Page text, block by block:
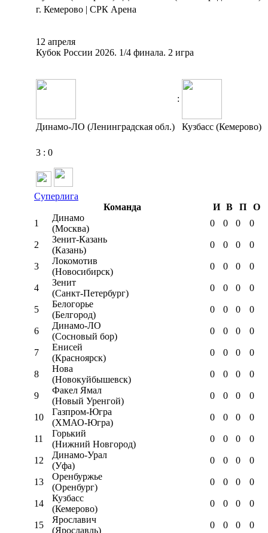
г. Кемерово | СРК Арена
12 апреля
Кубок России 2026. 1/4 финала. 2 игра
:
Динамо-ЛО (Ленинградская обл.) Кузбасс (Кемерово)
3 : 0
Суперлига
Команда
И В П
О
1
Динамо
(Москва)
0 0 0 0
2
Зенит-Казань
(Казань)
0 0 0 0
3
Локомотив
(Новосибирск)
0 0 0 0
4
Зенит
(Санкт-Петербург)
0 0 0 0
5
Белогорье
(Белгород)
0 0 0 0
6
Динамо-ЛО
(Сосновый бор)
0 0 0 0
7
Енисей
(Красноярск)
0 0 0 0
8
Нова
(Новокуйбышевск)
0 0 0 0
9
Факел Ямал
(Новый Уренгой)
0 0 0 0
10
Газпром-Югра
(ХМАО-Югра)
0 0 0 0
11
Горький
(Нижний Новгород)
0 0 0 0
12
Динамо-Урал
(Уфа)
0 0 0 0
13
Оренбуржье
(Оренбург)
0 0 0 0
14
Кузбасс
(Кемерово)
0 0 0 0
15
Ярославич
(Ярославль)
0 0 0 0